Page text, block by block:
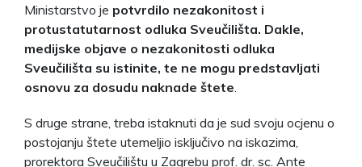
Ministarstvo je potvrdilo nezakonitost i
protustatutarnost odluka Sveučilišta. Dakle,
medijske objave o nezakonitosti odluka
Sveučilišta su istinite, te ne mogu predstavljati
osnovu za dosudu naknade štete
S druge strane, treba istaknuti da je sud svoju ocjenu o
postojanju štete utemeljio isključivo na iskazima,
prorektora Sveučilištu u Zagrebu prof. dr. sc. Ante